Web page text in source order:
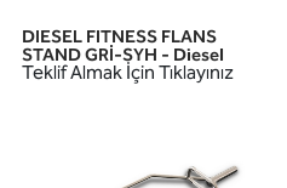
DIESEL FITNESS FLANS
STAND GRİ-SYH - Diesel
Teklif Almak İçin Tıklayınız